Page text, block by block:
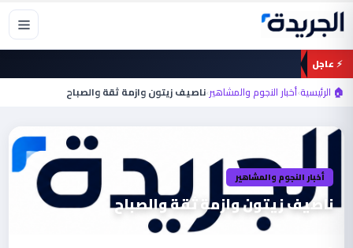
تخطي
المحتوى
⚡ عاجل
🏠 الرئيسية›أخبار النجوم والمشاهير›ناصيف زيتون وازمة ثقة والصباح
أخبار النجوم والمشاهير
ناصيف زيتون وازمة ثقة والصباح